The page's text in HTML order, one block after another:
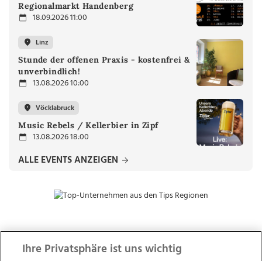
Regionalmarkt Handenberg
18.09.2026 11:00
Linz
Stunde der offenen Praxis - kostenfrei &
unverbindlich!
13.08.2026 10:00
Vöcklabruck
Music Rebels / Kellerbier in Zipf
13.08.2026 18:00
ALLE EVENTS ANZEIGEN
ZUR NACHRICHTENÜBERSICHT
Ihre Privatsphäre ist uns wichtig